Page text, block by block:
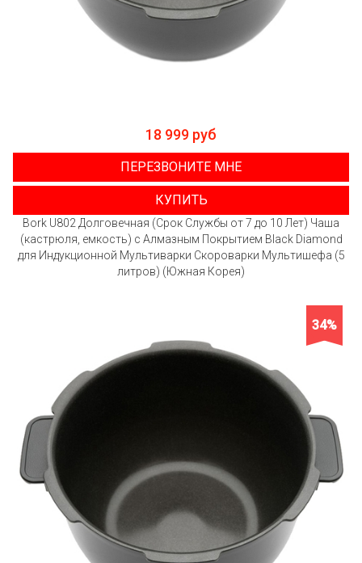
18 999 руб
ПЕРЕЗВОНИТЕ МНЕ
КУПИТЬ
Bork U802 Долговечная (Срок Службы от 7 до 10 Лет) Чаша
(кастрюля, емкость) с Алмазным Покрытием Black Diamond
для Индукционной Мультиварки Скороварки Мультишефа (5
литров) (Южная Корея)
34%